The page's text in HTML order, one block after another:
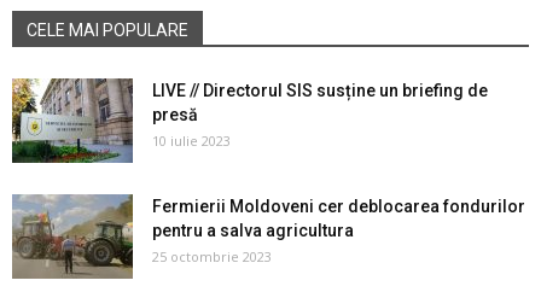
CELE MAI POPULARE
LIVE // Directorul SIS susține un briefing de
presă
10 iulie 2023
Fermierii Moldoveni cer deblocarea fondurilor
pentru a salva agricultura
25 octombrie 2023